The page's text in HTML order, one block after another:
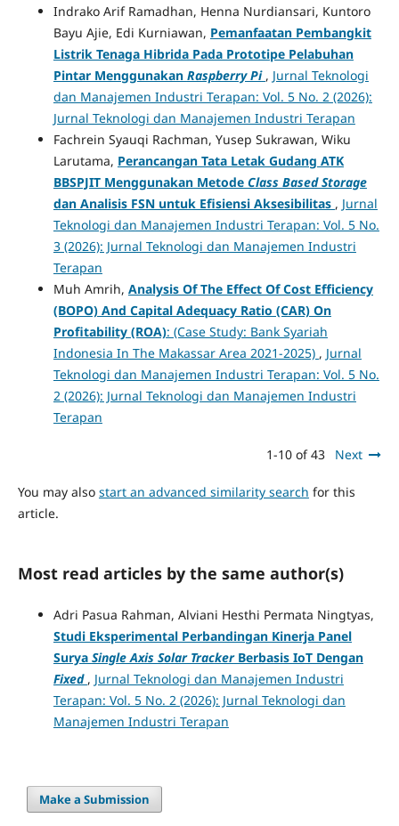
Indrako Arif Ramadhan, Henna Nurdiansari, Kuntoro
Bayu Ajie, Edi Kurniawan, Pemanfaatan Pembangkit
Listrik Tenaga Hibrida Pada Prototipe Pelabuhan
Pintar Menggunakan Raspberry Pi , Jurnal Teknologi
dan Manajemen Industri Terapan: Vol. 5 No. 2 (2026):
Jurnal Teknologi dan Manajemen Industri Terapan
Fachrein Syauqi Rachman, Yusep Sukrawan, Wiku
Larutama, Perancangan Tata Letak Gudang ATK
BBSPJIT Menggunakan Metode Class Based Storage
dan Analisis FSN untuk Efisiensi Aksesibilitas , Jurnal
Teknologi dan Manajemen Industri Terapan: Vol. 5 No.
3 (2026): Jurnal Teknologi dan Manajemen Industri
Terapan
Muh Amrih, Analysis Of The Effect Of Cost Efficiency
(BOPO) And Capital Adequacy Ratio (CAR) On
Profitability (ROA): (Case Study: Bank Syariah
Indonesia In The Makassar Area 2021-2025) , Jurnal
Teknologi dan Manajemen Industri Terapan: Vol. 5 No.
2 (2026): Jurnal Teknologi dan Manajemen Industri
Terapan
1-10 of 43 Next
You may also start an advanced similarity search for this
article.
Most read articles by the same author(s)
Adri Pasua Rahman, Alviani Hesthi Permata Ningtyas,
Studi Eksperimental Perbandingan Kinerja Panel
Surya Single Axis Solar TrackerBerbasis IoT Dengan
Fixed , Jurnal Teknologi dan Manajemen Industri
Terapan: Vol. 5 No. 2 (2026): Jurnal Teknologi dan
Manajemen Industri Terapan
Make a Submission